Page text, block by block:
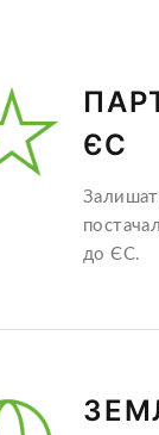
ЄС
до ЄС.